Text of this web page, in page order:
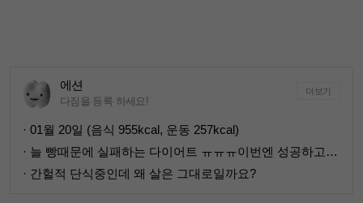
에션
다짐을 등록 하세요!
더보기
· 01월 20일 (음식 955kcal, 운동 257kcal)
· 늘 빵때문에 실패하는 다이어트 ㅠㅠㅠ이번엔 성공하고싶어요!
· 간헐적 단식중인데 왜 살은 그대로일까요?